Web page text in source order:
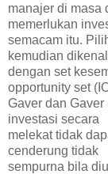
manajer di masa
memerlukan
semacam itu.
kemudian dikenal
dengan set
opportunity set
Gaver dan
investasi secara
melekat tidak
cenderung tidak
sempurna bila